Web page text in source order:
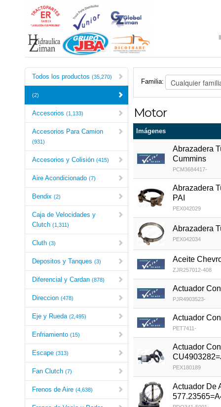
Todos los productos (35,270)
(2)
Accesorios (1,133)
Accesorios Para Camion
(931)
Accesorios y Colisión (415)
Aire Acondicionado (7)
Bendix (2)
Caja de Velocidades y
Clutch (1,311)
Cluth (3)
Depositos y Tanques (3)
Diferencial y Cardan (878)
Direccion (478)
Eje y Rueda (2,495)
Enfriamiento (15)
Escape (313)
Fan Clutch (7)
Frenos de Aire (4,638)
Familia:
Motor
Imágenes
Abrazadera
Cummins
PCM3684417-
Abrazadera
PAI
PEX042029
Abrazadera
PEX042034
Aceite
ZJR257012-408
Actuador
PJR4903523-
Actuador
PET7411-
Actuador
PEX180189
Actuador De